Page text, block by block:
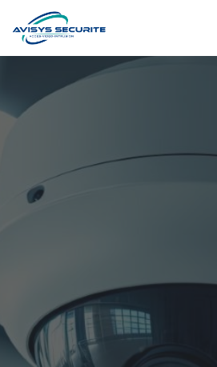
Panneau de gestion des cookies